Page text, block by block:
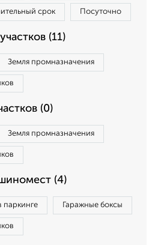
срок Посуточно
(11)
Земля промназначения
(0)
Земля промназначения
(4)
паркинге Гаражные боксы